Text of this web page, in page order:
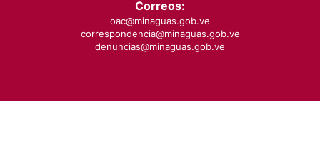
Correos:
oac@minaguas.gob.ve
correspondencia@minaguas.gob.ve
denuncias@minaguas.gob.ve